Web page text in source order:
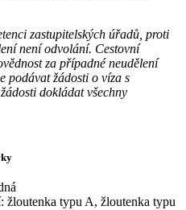
zastupitelských úřadů, proti
není odvolání. Cestovní
za případné neudělení
podávat žádosti o víza s
dokládat všechny
žloutenka typu A, žloutenka typu